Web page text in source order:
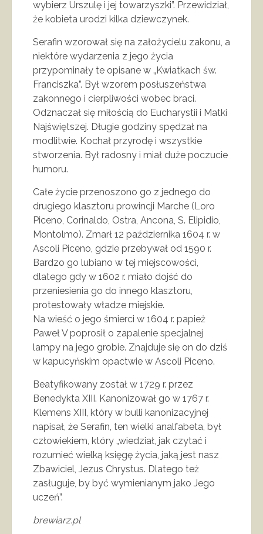
wybierz Urszulę i jej towarzyszki”. Przewidział,
że kobieta urodzi kilka dziewczynek.
Serafin wzorował się na założycielu zakonu, a
niektóre wydarzenia z jego życia
przypominały te opisane w „Kwiatkach św.
Franciszka”. Był wzorem posłuszeństwa
zakonnego i cierpliwości wobec braci.
Odznaczał się miłością do Eucharystii i Matki
Najświętszej. Długie godziny spędzał na
modlitwie. Kochał przyrodę i wszystkie
stworzenia. Był radosny i miał duże poczucie
humoru.
Całe życie przenoszono go z jednego do
drugiego klasztoru prowincji Marche (Loro
Piceno, Corinaldo, Ostra, Ancona, S. Elipidio,
Montolmo). Zmarł 12 października 1604 r. w
Ascoli Piceno, gdzie przebywał od 1590 r.
Bardzo go lubiano w tej miejscowości,
dlatego gdy w 1602 r. miało dojść do
przeniesienia go do innego klasztoru,
protestowały władze miejskie.
Na wieść o jego śmierci w 1604 r. papież
Paweł V poprosił o zapalenie specjalnej
lampy na jego grobie. Znajduje się on do dziś
w kapucyńskim opactwie w Ascoli Piceno.
Beatyfikowany został w 1729 r. przez
Benedykta XIII. Kanonizował go w 1767 r.
Klemens XIII, który w bulli kanonizacyjnej
napisał, że Serafin, ten wielki analfabeta, był
człowiekiem, który „wiedział, jak czytać i
rozumieć wielką księgę życia, jaką jest nasz
Zbawiciel, Jezus Chrystus. Dlatego też
zasługuje, by być wymienianym jako Jego
uczeń”.
brewiarz.pl